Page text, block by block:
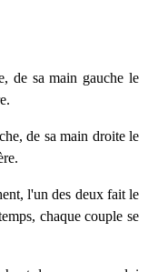
de sa main gauche le
de sa main droite le
l'un des deux fait le
chaque couple se